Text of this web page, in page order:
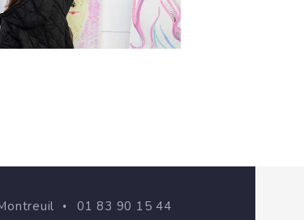
01 83 90 15 44